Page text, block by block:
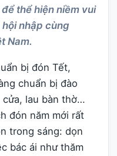
thể hiện niềm vui
hội nhập cùng
Nam.
bị đón Tết,
chuẩn bị đào
cửa, lau bàn thờ…
đón năm mới rất
trong sáng: dọn
bác ái như thăm